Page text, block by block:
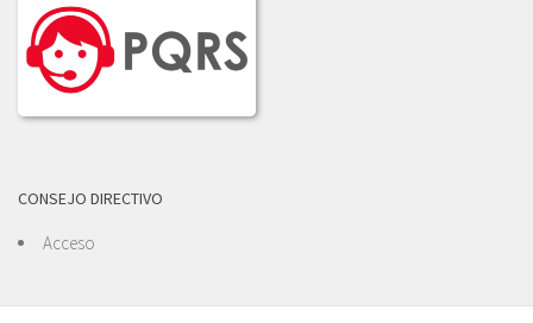
CONSEJO DIRECTIVO
Acceso